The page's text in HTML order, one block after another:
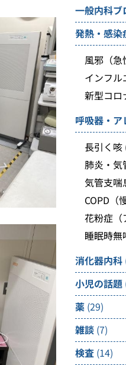
一般内科ブ
発熱・感染
風邪（急
インフル
新型コロ
呼吸器・
長引く咳
肺炎・気
気管支喘
COPD（
花粉症（
睡眠時無
消化器内科
小児の話題
薬 (29)
雑談 (7)
検査 (14)